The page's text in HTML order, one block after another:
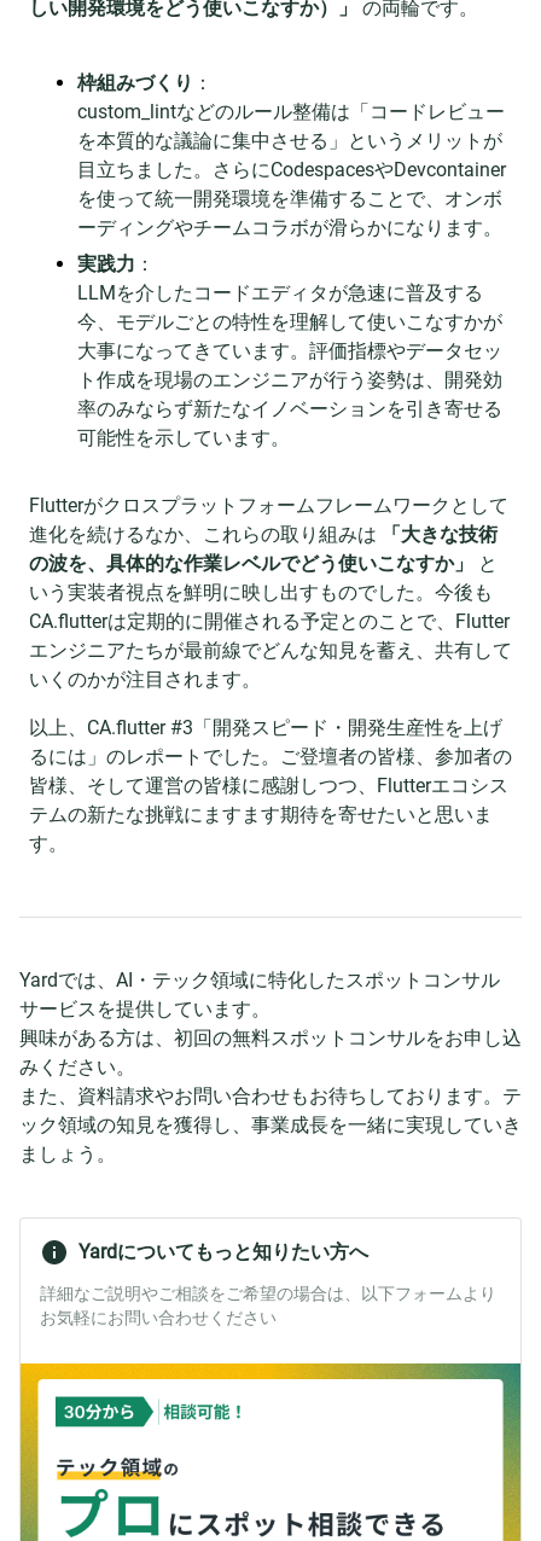
しい開発環境をどう使いこなすか）」 の両輪です。
枠組みづくり ：
custom_lintなどのルール整備は「コードレビュー
を本質的な議論に集中させる」というメリットが
目立ちました。さらにCodespacesやDevcontainer
を使って統一開発環境を準備することで、オンボ
ーディングやチームコラボが滑らかになります。
実践力 ：
LLMを介したコードエディタが急速に普及する
今、モデルごとの特性を理解して使いこなすかが
大事になってきています。評価指標やデータセッ
ト作成を現場のエンジニアが行う姿勢は、開発効
率のみならず新たなイノベーションを引き寄せる
可能性を示しています。
Flutterがクロスプラットフォームフレームワークとして
進化を続けるなか、これらの取り組みは
「大きな技術
の波を、具体的な作業レベルでどう使いこなすか」
と
いう実装者視点を鮮明に映し出すものでした。今後も
CA.flutterは定期的に開催される予定とのことで、Flutter
エンジニアたちが最前線でどんな知見を蓄え、共有して
いくのかが注目されます。
以上、CA.flutter #3「開発スピード・開発生産性を上げ
るには」のレポートでした。ご登壇者の皆様、参加者の
皆様、そして運営の皆様に感謝しつつ、Flutterエコシス
テムの新たな挑戦にますます期待を寄せたいと思いま
す。
Yardでは、AI・テック領域に特化したスポットコンサル
サービスを提供しています。
興味がある方は、初回の無料スポットコンサルをお申し込
みください。
また、資料請求やお問い合わせもお待ちしております。テ
ック領域の知見を獲得し、事業成長を一緒に実現していき
ましょう。
Yardについてもっと知りたい方へ
詳細なご説明やご相談をご希望の場合は、以下フォームより
お気軽にお問い合わせください